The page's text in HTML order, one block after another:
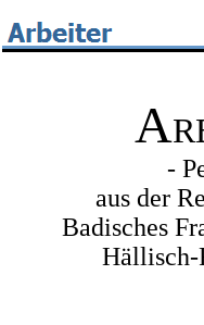
A
-
aus der
Badisches
Hällisch-